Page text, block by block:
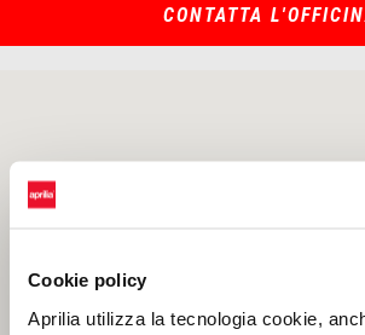
Cookie policy
Aprilia utilizza la tecnologia cookie,
CONTATTA